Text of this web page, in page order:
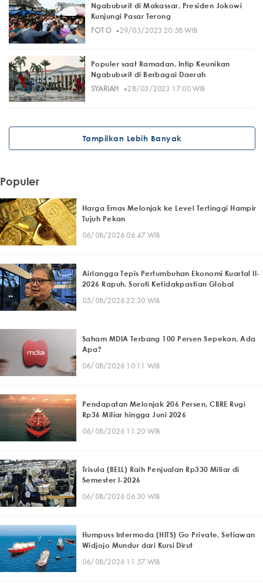
Ngabuburit di Makassar, Presiden Jokowi
Kunjungi Pasar Terong
FOTO· 29/03/2023 20:58 WIB
Populer saat Ramadan, Intip Keunikan
Ngabuburit di Berbagai Daerah
SYARIAH
· 28/03/2023 17:00 WIB
Tampilkan Lebih Banyak
Populer
Harga Emas Melonjak ke Level Tertinggi Hampir
Tujuh Pekan
06/08/2026 06:47 WIB
Airlangga Tepis Pertumbuhan Ekonomi Kuartal II-
2026 Rapuh, Soroti Ketidakpastian Global
05/08/2026 22:30 WIB
Saham MDIA Terbang 100 Persen Sepekan, Ada
Apa?
06/08/2026 10:11 WIB
Pendapatan Melonjak 206 Persen, CBRE Rugi
Rp36 Miliar hingga Juni 2026
06/08/2026 11:20 WIB
Trisula (BELL) Raih Penjualan Rp330 Miliar di
Semester I-2026
06/08/2026 06:30 WIB
Humpuss Intermoda (HITS) Go Private, Setiawan
Widjojo Mundur dari Kursi Dirut
06/08/2026 11:57 WIB